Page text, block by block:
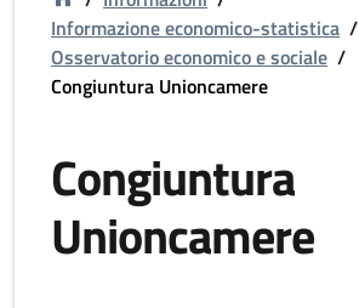
Informazione economico-statistica /
Osservatorio economico e sociale /
Congiuntura Unioncamere
Congiuntura
Unioncamere